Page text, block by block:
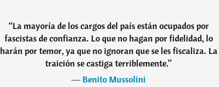
“La mayoría de los cargos del país están ocupados por
fascistas de confianza. Lo que no hagan por fidelidad, lo
harán por temor, ya que no ignoran que se les fiscaliza. La
traición se castiga terriblemente.”
―Benito Mussolini